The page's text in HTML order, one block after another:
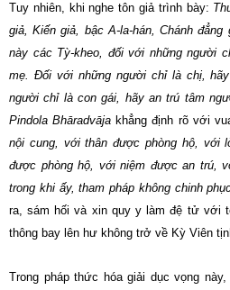
Tuy nhiên, khi nghe tôn giả trình bày:
giả, Kiến giả, bậc A-la-hán, Chánh đẳng
này các Tỳ-kheo, đối với những người
mẹ. Ðối với những người chỉ là chị,
người chỉ là con gái, hãy an trú tâm
Pindola Bhāradvāja khẳng định rõ với
nội cung, với thân được phòng hộ, với
được phòng hộ, với niệm được an trú,
trong khi ấy, tham pháp không chinh
ra, sám hối và xin quy y làm đệ tử với
thông bay lên hư không trở về Kỳ Viên
Trong pháp thức hóa giải dục vọng